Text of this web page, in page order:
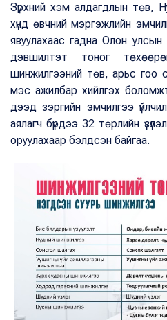
Зүрхний хэм алдагдлын төв,
хүнд өвчний мэргэжлийн
явуулахаас гадна Олон
дэвшилтэт тоног
шинжилгээний төв, арьс гоо
мэс ажилбар хийлгэх
дээд зэргийн эмчилгээ
аялагч бүрдээ 32 төрлийн
оруулахаар бэлдсэн байгаа.